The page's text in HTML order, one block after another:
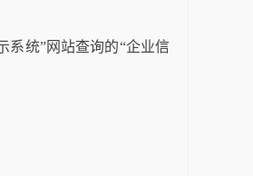
系统”网站查询的“企业信